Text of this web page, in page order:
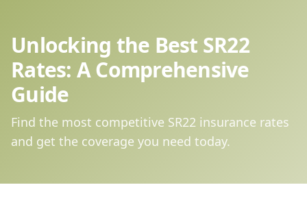
Unlocking the Best SR22
Rates: A Comprehensive
Guide
Find the most competitive SR22 insurance rates
and get the coverage you need today.